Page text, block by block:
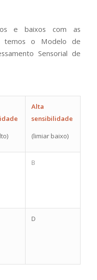
e baixos com as
temos o Modelo de
Sensorial de
Alta
sensibilidade
(limiar baixo)
B
D